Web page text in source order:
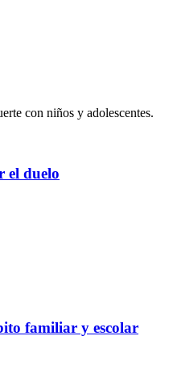
con niños y adolescentes.
el duelo
familiar y escolar